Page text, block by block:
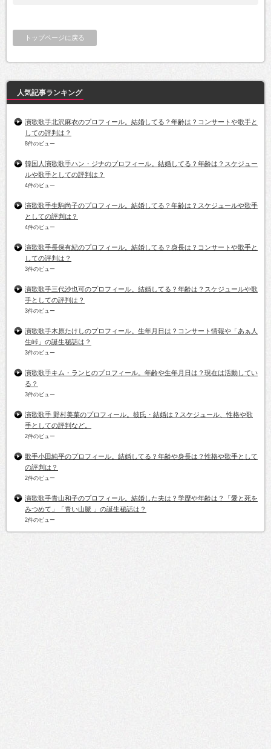
トップページに戻る
人気記事ランキング
演歌歌手北沢麻衣のプロフィール。結婚してる？年齢は？コンサートや歌手と
しての評判は？
8件のビュー
韓国人演歌歌手ハン・ジナのプロフィール。結婚してる？年齢は？スケジュー
ルや歌手としての評判は？
4件のビュー
演歌歌手生駒尚子のプロフィール。結婚してる？年齢は？スケジュールや歌手
としての評判は？
4件のビュー
演歌歌手長保有紀のプロフィール。結婚してる？身長は？コンサートや歌手と
しての評判は？
3件のビュー
演歌歌手三代沙也可のプロフィール。結婚してる？年齢は？スケジュールや歌
手としての評判は？
3件のビュー
演歌歌手木原たけしのプロフィール。生年月日は？コンサート情報や「あぁ人
生峠」の誕生秘話は？
3件のビュー
演歌歌手キム・ランヒのプロフィール。年齢や生年月日は？現在は活動してい
る？
3件のビュー
演歌歌手 野村美菜のプロフィール。彼氏・結婚は？スケジュール、性格や歌
手としての評判など。
2件のビュー
歌手小田純平のプロフィール。結婚してる？年齢や身長は？性格や歌手として
の評判は？
2件のビュー
演歌歌手青山和子のプロフィール。結婚した夫は？学歴や年齢は？「愛と死を
みつめて」「青い山脈 」の誕生秘話は？
2件のビュー